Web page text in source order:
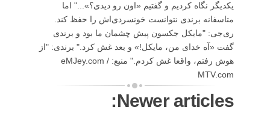
یکدیگر نگاه کردیم و گفتیم «اون رو دیدی؟»..." اما
متاسفانه برندی نتوانست خونسردی‌اش را حفظ کند.
ری‌جی: "مایکل جکسون پیش چشمان ما بود و برندی
گفت «آه خدای من، مایکل!» و بعد غش کرد." برندی: "از
هوش رفتم، واقعا غش کردم." منبع: eMJey.com /
MTV.com
Newer articles: